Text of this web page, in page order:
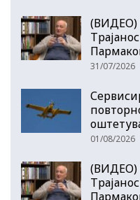
(ВИДЕО)
31/07/2026
01/08/2026
(ВИДЕО)